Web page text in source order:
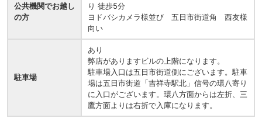
公共機関でお越し
の方
り 徒歩5分
ヨドバシカメラ様並び 五日市街道角 西友様
向い
駐車場
あり
弊店がありますビルの上階になります。
駐車場入口は五日市街道側にございます。駐車
場は五日市街道「吉祥寺駅北」信号の環八寄り
に入口がございます。環八方面からは左折、三
鷹方面よりは右折で入庫になります。